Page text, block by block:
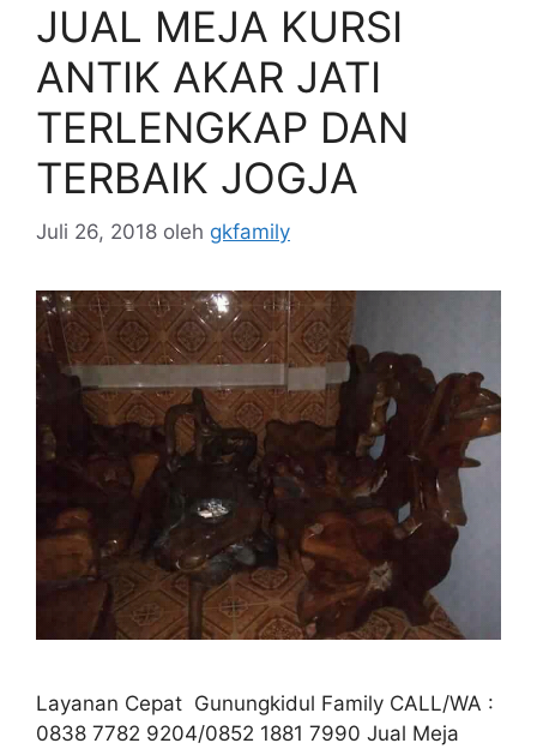
JUAL MEJA KURSI
ANTIK AKAR JATI
TERLENGKAP DAN
TERBAIK JOGJA
Juli 26, 2018 oleh gkfamily
Layanan Cepat Gunungkidul Family CALL/WA :
0838 7782 9204/0852 1881 7990 Jual Meja